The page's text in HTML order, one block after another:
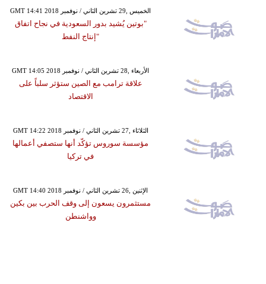
GMT 14:41 2018 الخميس ,29 تشرين الثاني / نوفمبر
"بوتين يُشيد بدور السعودية في نجاح اتفاق
"إنتاج النفط
GMT 14:05 2018 الأربعاء ,28 تشرين الثاني / نوفمبر
علاقة ترامب مع الصين ستؤثر سلباً على
الاقتصاد
GMT 14:22 2018 الثلاثاء ,27 تشرين الثاني / نوفمبر
مؤسسة سوروس تؤكّد أنها ستصفي أعمالها
في تركيا
GMT 14:40 2018 الإثنين ,26 تشرين الثاني / نوفمبر
مستثمرون يسعون إلى وقف الحرب بين بكين
وواشنطن